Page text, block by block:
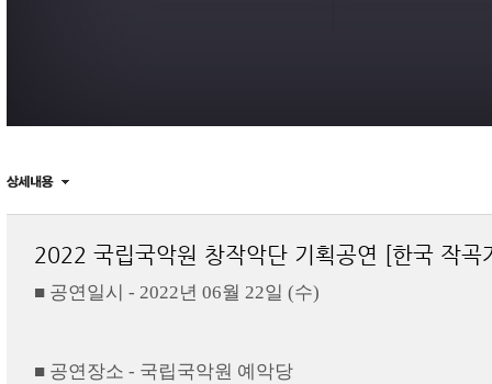
2022 국립국악원 창작악단 기획공연 [한국 작
■ 공연일시 - 2022년 06월 22일 (수)
■ 공연장소 - 국립국악원 예악당